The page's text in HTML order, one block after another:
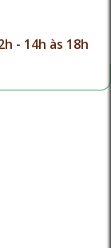
- 14h às 18h